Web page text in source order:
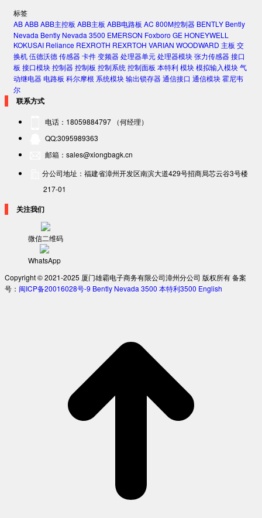
标签
ABABBABB主控板 ABB主板 ABB电路板 AC 800M控制器 BENTLY Bently
Nevada Bently Nevada 3500 EMERSON Foxboro GE HONEYWELL
KOKUSAI Reliance REXROTH REXRTOH VARIAN WOODWARD 主板 交
换机伍德沃德传感器卡件变频器处理器单元处理器模块张力传感器接口
板 接口模块控制器控制板 控制系统控制面板 本特利模块模拟输入模块气
动继电器电路板 科尔摩根 系统模块输出锁存器通信接口 通信模块霍尼韦
尔
联系方式
电话：18059884797 （何经理）
QQ:3095989363
邮箱：sales@xiongbagk.cn
分公司地址：福建省漳州开发区南滨大道429号招商局芯云谷3号楼
217-01
关注我们
微信二维码
WhatsApp
Copyright © 2021-2025 厦门雄霸电子商务有限公司漳州分公司 版权所有 备案
号： 闽ICP备20016028号-9 Bently Nevada 3500 本特利3500 English